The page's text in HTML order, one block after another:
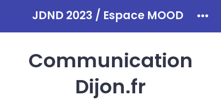
JDND 2023 / Espace MOOD
Communication
Dijon.fr